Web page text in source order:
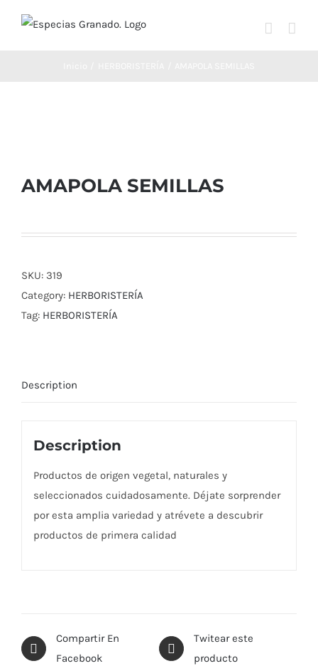
AMAPOLA SEMILLAS
SKU: 319
Category: HERBORISTERÍA
Tag: HERBORISTERÍA
Description
Description
Productos de origen vegetal, naturales y
seleccionados cuidadosamente. Déjate sorprender
por esta amplia variedad y atrévete a descubrir
productos de primera calidad
Compartir En
Facebook
Twitear este
producto